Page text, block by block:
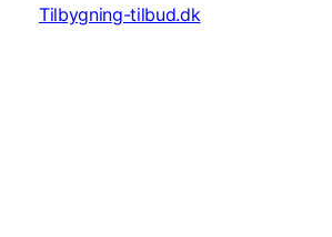
Tilbygning-tilbud.dk